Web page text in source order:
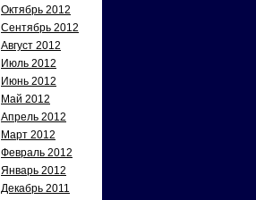
Октябрь 2012
Сентябрь 2012
Август 2012
Июль 2012
Июнь 2012
Май 2012
Апрель 2012
Март 2012
Февраль 2012
Январь 2012
Декабрь 2011